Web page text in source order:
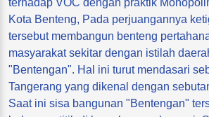
terhadap VOC dengan praktik
Kota Benteng, Pada perjuangannya
tersebut membangun benteng
masyarakat sekitar dengan istilah
"Bentengan". Hal ini turut mendasari
Tangerang yang dikenal dengan
Saat ini sisa bangunan "Bentengan"